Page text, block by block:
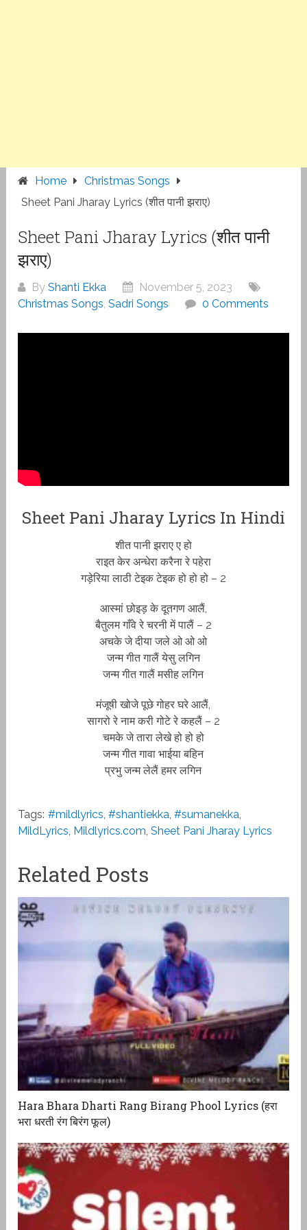
Home
Christmas Songs
Sheet Pani Jharay Lyrics (शीत पानी झराए)
Sheet Pani Jharay Lyrics (शीत पानी
झराए)
ByShanti Ekka
November 5, 2023
Christmas Songs,Sadri Songs 0 Comments
Sheet Pani Jharay Lyrics In Hindi
शीत पानी झराए ए हो
राइत केर अन्धेरा करैना रे पहेरा
गड़ेरिया लाठी टेइक टेइक हो हो हो – 2
आस्मां छोइड़ के दूतगण आलैं,
बैतुलम गाँवे रे चरनी में पालैं – 2
अचके जे दीया जले ओ ओ ओ
जन्म गीत गालैं येसु लगिन
जन्म गीत गालैं मसीह लगिन
मंजूषी खोजे पूछे गोहर घरे आलैं,
सागरो रे नाम करी गोटे रे कहलैं – 2
चमके जे तारा लेखे हो हो हो
जन्म गीत गावा भाईया बहिन
प्रभु जन्म लेलैं हमर लगिन
Tags: #mildlyrics ,#shantiekka ,#sumanekka
MildLyrics Mildlyrics.com ,Sheet Pani Jharay Lyrics
Related Posts
Hara Bhara Dharti Rang Birang Phool Lyrics (हरा
भरा धरती रंग बिरंग फूल)